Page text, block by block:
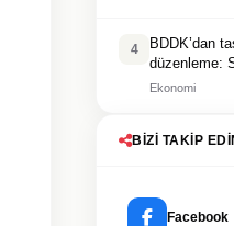
4
BDDK’dan
düzenleme:
Ekonomi
BIZI TAKIP
Facebook